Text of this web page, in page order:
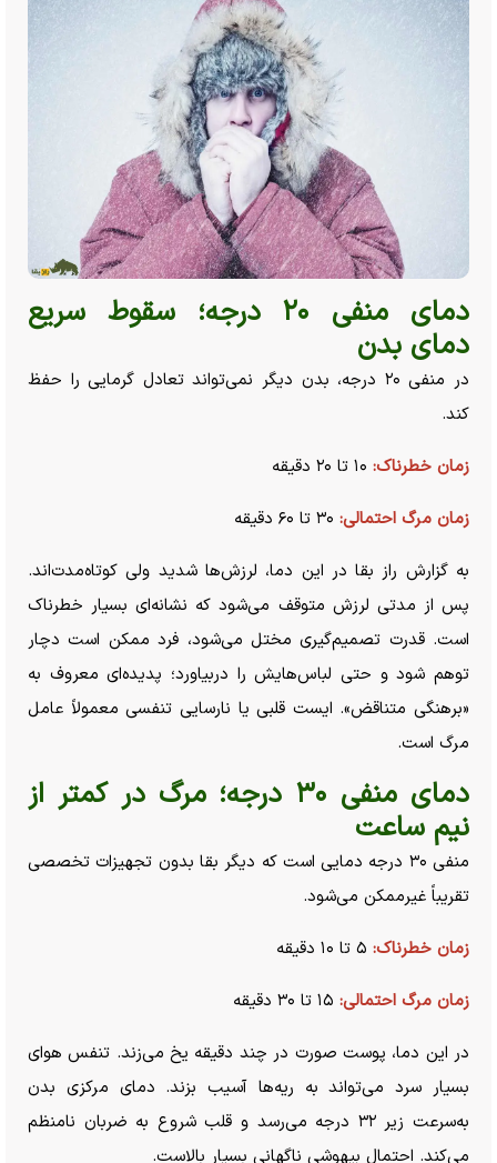
دمای منفی ۲۰ درجه؛ سقوط سریع
دمای بدن
در منفی ۲۰ درجه، بدن دیگر نمی‌تواند تعادل گرمایی را حفظ
کند.
زمان خطرناک:
زمان مرگ احتمالی: ۳۰ تا ۶۰ دقیقه
به گزارش راز بقا در این دما، لرزش‌ها شدید ولی کوتاه‌مدت‌اند.
پس از مدتی لرزش متوقف می‌شود که نشانه‌ای بسیار خطرناک
است. قدرت تصمیم‌گیری مختل می‌شود، فرد ممکن است دچار
توهم شود و حتی لباس‌هایش را دربیاورد؛ پدیده‌ای معروف به
«برهنگی متناقض». ایست قلبی یا نارسایی تنفسی معمولاً عامل
مرگ است.
دمای منفی ۳۰ درجه؛ مرگ در کمتر از
نیم ساعت
منفی ۳۰ درجه دمایی است که دیگر بقا بدون تجهیزات تخصصی
تقریباً غیرممکن می‌شود.
زمان خطرناک: ۵ تا ۱۰ دقیقه
زمان مرگ احتمالی: ۱۵ تا ۳۰ دقیقه
در این دما، پوست صورت در چند دقیقه یخ می‌زند. تنفس هوای
بسیار سرد می‌تواند به ریه‌ها آسیب بزند. دمای مرکزی بدن
به‌سرعت زیر ۳۲ درجه می‌رسد و قلب شروع به ضربان نامنظم
می‌کند. احتمال بیهوشی ناگهانی بسیار بالاست.